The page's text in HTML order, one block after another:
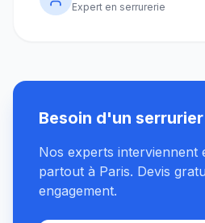
Expert en serrurerie
Besoin d'un serrurier
Nos experts interviennent
partout à Paris. Devis
engagement.